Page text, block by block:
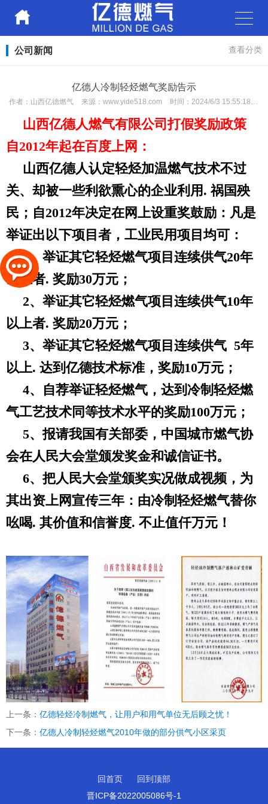
公司新闻 查看分类
亿德人冷制轻烃燃气奖励告示
作者： 山西亿德燃气 来源： www.yide518.com 时间： 2024/6/3 15:55:18
山西亿德人燃气有限公司打假奖励政策
自2012年起在百度上网：
山西亿德人认定轻烃加温燃气技术不过
关、却被一些利欲熏心的企业利用 . 祸国殃
民；自2012年决定在网上设重奖鼓励：凡是
举证出以下项目者，工业民用项目均可：
1、举证其它轻烃燃气项目连续供气20年
以上者. 奖励30万元；
2、举证其它轻烃燃气项目连续供气10年
以上者. 奖励20万元；
3、举证其它轻烃燃气项目连续供气 5年
以上. 达到亿德技术标准，奖励10万元；
4、自荐举证轻烃燃气，达到冷制轻烃燃
气工艺技术同等技术水平的奖励100万元；
5、报请我国有关部委，中国城市燃气协
会在人民大会堂颁发奖金和诚信证书。
6、把人民大会堂颁奖实况做成视频，为
其出资上网宣传三年：由冷制轻烃燃气替你
吆喝. 其价值和信誉度. 不止值仟万元！
上一条： 亿德轻烃冷制燃气，让用户和用气单位无后顾之忧！
下一条： 亿德人冷制轻烃燃气2010年做的部分供气小区采页
回首页
回到顶部
晋ICP备2022005086号-1